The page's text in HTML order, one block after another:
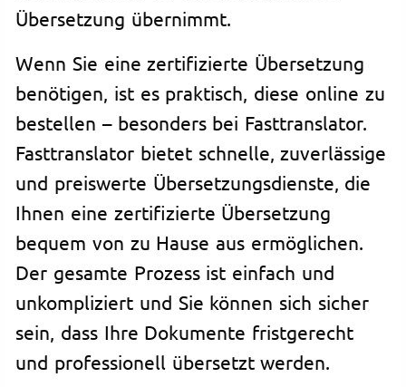
Übersetzung übernimmt.
Wenn Sie eine zertifizierte Übersetzung
benötigen, ist es praktisch, diese online zu
bestellen – besonders bei Fasttranslator.
Fasttranslator bietet schnelle, zuverlässige
und preiswerte Übersetzungsdienste, die
Ihnen eine zertifizierte Übersetzung
bequem von zu Hause aus ermöglichen.
Der gesamte Prozess ist einfach und
unkompliziert und Sie können sich sicher
sein, dass Ihre Dokumente fristgerecht
und professionell übersetzt werden.